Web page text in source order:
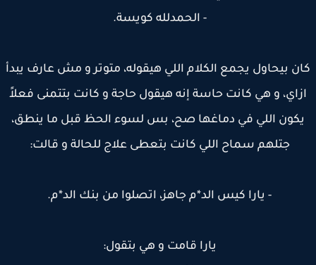
- الحمدلله كويسة.
بيحاول يجمع الكلام اللي هيقوله، متوتر و مش عارف يبدأ
و هي كانت حاسة إنه هيقول حاجة و كانت بتتمنى فعلاً
اللي في دماغها صح، بس لسوء الحظ قبل ما ينطق،
جتلهم سماح اللي كانت بتعطى علاج للحالة و قالت:
- يارا كيس الد*م جاهز، اتصلوا من بنك الد*م.
يارا قامت و هي بتقول: